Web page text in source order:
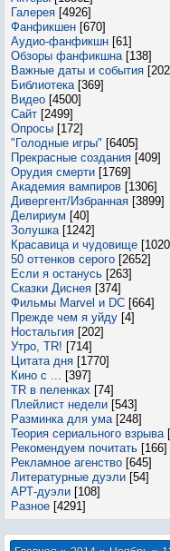
Галерея [4926]
Фанфикшен [670]
Аудио-фанфикшн [61]
Обзоры фанфикшна [138]
Важные даты и события
Библиотека [369]
Видео [4500]
Сайт [2499]
Опросы [172]
"Голодные игры" [6405]
Прекрасные создания [409]
Орудия смерти [1769]
Академия вампиров [1306]
Дивергент/Избранная [3899]
Делириум [40]
Золушка [1242]
Красавица и чудовище
50 оттенков серого [2652]
Если я останусь [263]
Сказки Диснея [374]
Фильмы Marvel и DC [664]
Прежде чем я уйду [4]
Ностальгия [202]
Утро, TR! [714]
Цитата дня [1770]
Кино с ... [397]
TR в пеленках [74]
Плейлист недели [543]
Разминка для ума [248]
Теория сериального взрыва
Рекомендуем почитать [166]
Рекламное агенство [645]
Литературные дуэли [54]
АРТ-дуэли [108]
Разное [4291]